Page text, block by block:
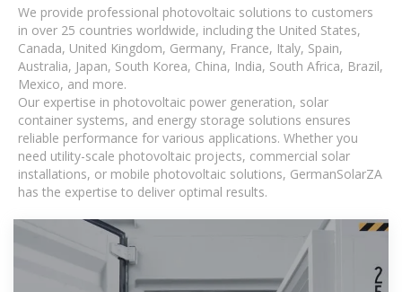
We provide professional photovoltaic solutions to customers
in over 25 countries worldwide, including the United States,
Canada, United Kingdom, Germany, France, Italy, Spain,
Australia, Japan, South Korea, China, India, South Africa, Brazil,
Mexico, and more.
Our expertise in photovoltaic power generation, solar
container systems, and energy storage solutions ensures
reliable performance for various applications. Whether you
need utility-scale photovoltaic projects, commercial solar
installations, or mobile photovoltaic solutions, GermanSolarZA
has the expertise to deliver optimal results.